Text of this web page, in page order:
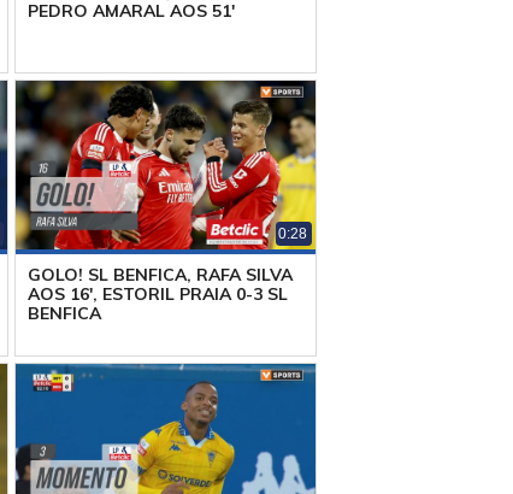
PEDRO AMARAL AOS 51'
0:28
GOLO! SL BENFICA, RAFA SILVA
AOS 16', ESTORIL PRAIA 0-3 SL
BENFICA